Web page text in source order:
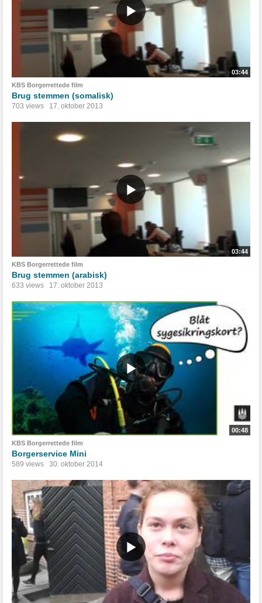
03:44
KBS Borgerrettede film
Brug stemmen (somalisk)
703 views 17. oktober 2013
03:44
KBS Borgerrettede film
Brug stemmen (arabisk)
633 views 17. oktober 2013
00:48
KBS Borgerrettede film
Borgerservice Mini
589 views 30. oktober 2014